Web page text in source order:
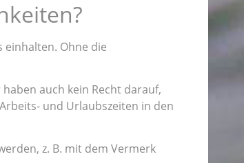
Ohne die
auch kein Recht darauf,
und Urlaubszeiten in den
z. B. mit dem Vermerk